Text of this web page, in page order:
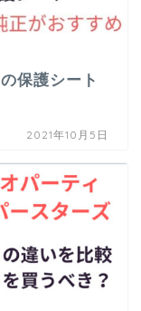
保護シート
2021年10月5日